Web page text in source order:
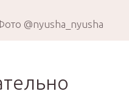
@nyusha_nyusha